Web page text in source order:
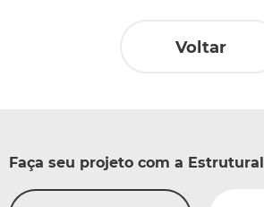
Voltar
Faça seu projeto com a Estrutural